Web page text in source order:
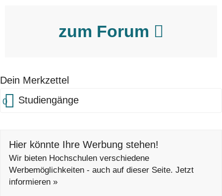
zum Forum
Dein Merkzettel
0 Studiengänge
Hier könnte Ihre Werbung stehen!
Wir bieten Hochschulen verschiedene
Werbemöglichkeiten - auch auf dieser Seite. Jetzt
informieren »